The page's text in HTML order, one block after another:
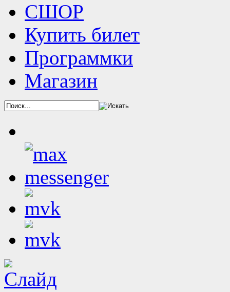
СШОР
Купить билет
Программки
Магазин